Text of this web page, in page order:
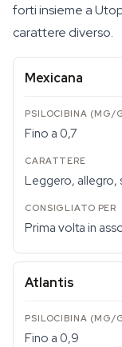
forti insieme a
carattere diverso.
Mexicana
Fino a 0,7
Leggero, allegro,
Prima volta in
Atlantis
Fino a 0,9